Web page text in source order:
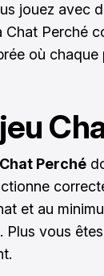
jouez avec
Perché
où
Perché
et au
vous